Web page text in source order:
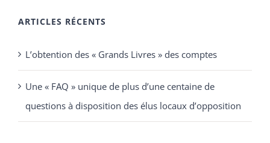
ARTICLES RÉCENTS
L’obtention des « Grands Livres » des comptes
Une « FAQ » unique de plus d’une centaine de
questions à disposition des élus locaux d’opposition